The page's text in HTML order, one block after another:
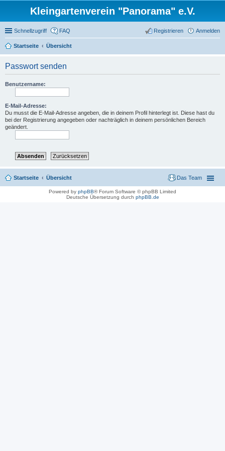
Kleingartenverein "Panorama" e.V.
Schnellzugriff FAQ Anmelden
Registrieren
Startseite Übersicht
Passwort senden
Benutzername:
E-Mail-Adresse:
Du musst die E-Mail-Adresse angeben, die in deinem Profil hinterlegt ist. Diese hast du
bei der Registrierung angegeben oder nachträglich in deinem persönlichen Bereich
geändert.
Startseite Übersicht Das Team
Powered by phpBB® Forum Software © phpBB Limited
Deutsche Übersetzung durch phpBB.de